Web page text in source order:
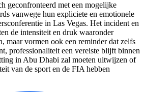
geconfronteerd met een mogelijke
vanwege hun expliciete en emotionele
in Las Vegas. Het incident en
de intensiteit en druk waaronder
maar vormen ook een reminder dat zelfs
professionaliteit een vereiste blijft binnen
in Abu Dhabi zal moeten uitwijzen of
van de sport en de FIA hebben